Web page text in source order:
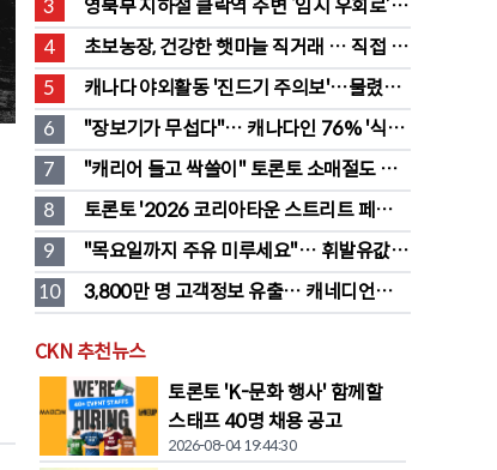
3
영북부 지하철 클락역 주변 ‘임시 우회로’
전환… “영 스트리트 바뀐다”
4
초보농장, 건강한 햇마늘 직거래 … 직접 만
든 전통 장류도 판매
5
캐나다 야외활동 '진드기 주의보'…물렸을
때 올바른 대처법은?
6
"장보기가 무섭다"… 캐나다인 76% '식료
품값이 가장 부담'
7
"캐리어 들고 싹쓸이" 토론토 소매절도
546명 검거…훔친 물건 재유통
8
토론토 '2026 코리아타운 스트리트 페스티
벌' 개최
9
"목요일까지 주유 미루세요"… 휘발유값
대폭 하락 예고
10
3,800만 명 고객정보 유출… 캐네디언타이
어 대규모 집단소송 직면
CKN 추천뉴스
토론토 'K-문화 행사' 함께할
스태프 40명 채용 공고
2026-08-04 19:44:30